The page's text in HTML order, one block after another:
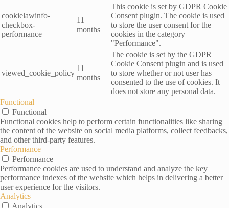
cookielawinfo-
checkbox-
performance
11
months
This cookie is set by GDPR Cookie
Consent plugin. The cookie is used
to store the user consent for the
cookies in the category
"Performance".
viewed_cookie_policy
11
months
The cookie is set by the GDPR
Cookie Consent plugin and is used
to store whether or not user has
consented to the use of cookies. It
does not store any personal data.
Functional
Functional
Functional cookies help to perform certain functionalities like sharing
the content of the website on social media platforms, collect feedbacks,
and other third-party features.
Performance
Performance
Performance cookies are used to understand and analyze the key
performance indexes of the website which helps in delivering a better
user experience for the visitors.
Analytics
Analytics